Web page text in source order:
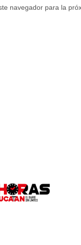
navegador para la